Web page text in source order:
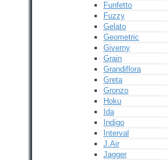
Funfetto
Fuzzy
Gelato
Geometric
Giverny
Grain
Grandiflora
Greta
Gronzo
Hoku
Ida
Indigo
Interval
J.Air
Jagger